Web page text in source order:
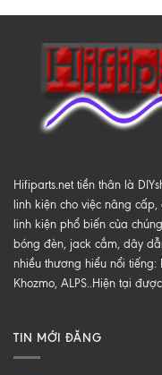
Hifiparts.net tiền thân là
linh kiện cho việc nâng
linh kiện phổ biến của
bóng đèn, jack cắm, dây
nhiều thương hiểu nổi tiếng:
Khozmo, ALPS..Hiện tại
TIN MỚI ĐĂNG